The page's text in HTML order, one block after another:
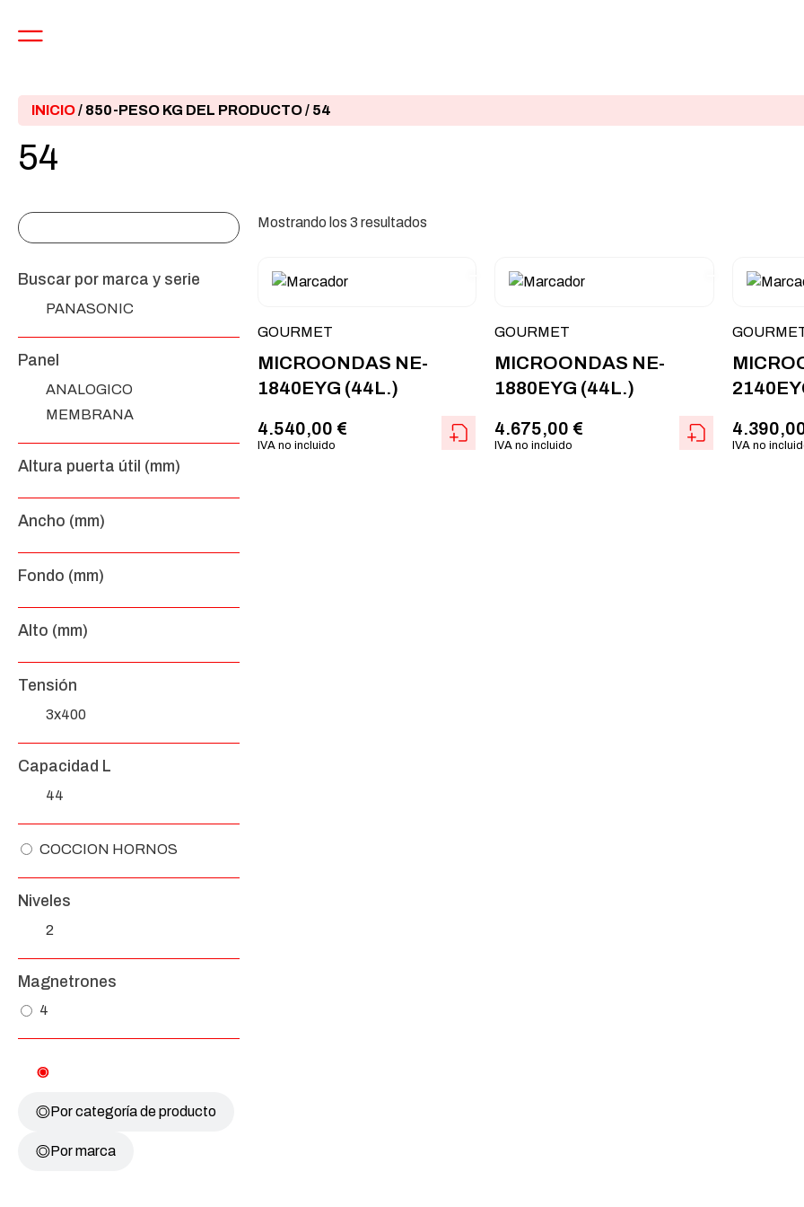
INICIO/ 850-PESO KG DEL PRODUCTO / 54
54
Por categoría de producto
Por marca
Buscar por marca y serie
PANASONIC
Panel
ANALOGICO
MEMBRANA
Altura puerta útil (mm)
Ancho (mm)
Fondo (mm)
Alto (mm)
Tensión
3x400
Capacidad L
44
COCCION HORNOS
Niveles
2
Magnetrones
4
Mostrando los 3 resultados
GOURMET
MICROONDAS NE-
1840EYG (44L.)
4.540,00 €
IVA no incluido
GOURMET
MICROONDAS NE-
1880EYG (44L.)
4.675,00 €
IVA no incluido IVA no